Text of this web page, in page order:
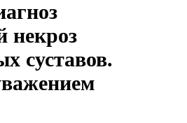
некроз
суставов.